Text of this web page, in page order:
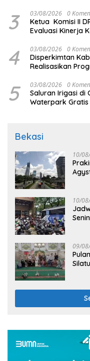
3 03/08/2026 0
Ketua Komisi II
Evaluasi Kinerja
4 03/08/2026 0
Disperkimtan
Realisasikan
5 03/08/2026 0
Saluran Irigasi di
Waterpark Gratis
Bekasi
10/
10/
09/